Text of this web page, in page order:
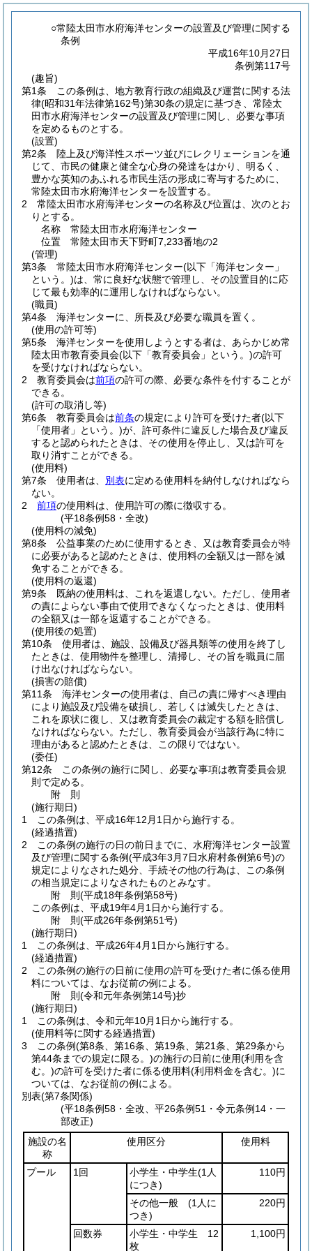
○常陸太田市水府海洋センターの設置及び管理に関する
条例
平成16年10月27日
条例第117号
(趣旨)
第1条
この条例は、地方教育行政の組織及び運営に関する法
律(昭和31年法律第162号)第30条の規定に基づき、常陸太
田市水府海洋センターの設置及び管理に関し、必要な事項
を定めるものとする。
(設置)
第2条
陸上及び海洋性スポーツ並びにレクリェーションを通
じて、市民の健康と健全な心身の発達をはかり、明るく、
豊かな英知のあふれる市民生活の形成に寄与するために、
常陸太田市水府海洋センターを設置する。
2
常陸太田市水府海洋センターの名称及び位置は、次のとお
りとする。
名称 常陸太田市水府海洋センター
位置 常陸太田市天下野町7,233番地の2
(管理)
第3条
常陸太田市水府海洋センター(以下「海洋センター」
という。)は、常に良好な状態で管理し、その設置目的に応
じて最も効率的に運用しなければならない。
(職員)
第4条
海洋センターに、所長及び必要な職員を置く。
(使用の許可等)
第5条
海洋センターを使用しようとする者は、あらかじめ常
陸太田市教育委員会(以下「教育委員会」という。)の許可
を受けなければならない。
2
教育委員会は前項の許可の際、必要な条件を付することが
できる。
(許可の取消し等)
第6条
教育委員会は前条の規定により許可を受けた者(以下
「使用者」という。)が、許可条件に違反した場合及び違反
すると認められたときは、その使用を停止し、又は許可を
取り消すことができる。
(使用料)
第7条
使用者は、 別表に定める使用料を納付しなければなら
ない。
2
前項の使用料は、使用許可の際に徴収する。
(平18条例58・全改)
(使用料の減免)
第8条
公益事業のために使用するとき、又は教育委員会が特
に必要があると認めたときは、使用料の全額又は一部を減
免することができる。
(使用料の返還)
第9条
既納の使用料は、これを返還しない。 ただし、使用者
の責によらない事由で使用できなくなったときは、使用料
の全額又は一部を返還することができる。
(使用後の処置)
第10条
使用者は、施設、設備及び器具類等の使用を終了し
たときは、使用物件を整理し、清掃し、その旨を職員に届
け出なければならない。
(損害の賠償)
第11条
海洋センターの使用者は、自己の責に帰すべき理由
により施設及び設備を破損し、若しくは滅失したときは、
これを原状に復し、又は教育委員会の裁定する額を賠償し
なければならない。 ただし、教育委員会が当該行為に特に
理由があると認めたときは、この限りではない。
(委任)
第12条
この条例の施行に関し、必要な事項は教育委員会規
則で定める。
附 則
(施行期日)
1
この条例は、平成16年12月1日から施行する。
(経過措置)
2
この条例の施行の日の前日までに、水府海洋センター設置
及び管理に関する条例(平成3年3月7日水府村条例第6号)の
規定によりなされた処分、手続その他の行為は、この条例
の相当規定によりなされたものとみなす。
附 則(平成18年条例第58号)
この条例は、平成19年4月1日から施行する。
附 則(平成26年条例第51号)
(施行期日)
1
この条例は、平成26年4月1日から施行する。
(経過措置)
2
この条例の施行の日前に使用の許可を受けた者に係る使用
料については、なお従前の例による。
附 則(令和元年条例第14号)抄
(施行期日)
1
この条例は、令和元年10月1日から施行する。
(使用料等に関する経過措置)
3
この条例(第8条、第16条、第19条、第21条、第29条から
第44条までの規定に限る。)の施行の日前に使用(利用を含
む。)の許可を受けた者に係る使用料(利用料金を含む。)に
ついては、なお従前の例による。
別表(第7条関係)
(平18条例58・全改、平26条例51・令元条例14・一
部改正)
施設の名
称
使用区分 使用料
プール 1回 小学生・中学生(1人
につき)
110円
その他一般 (1人に
つき)
220円
回数券
小学生・中学生 12
枚
1,100円